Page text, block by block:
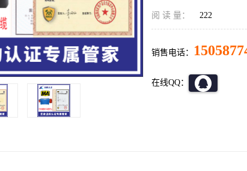
阅 读 量： 222
销售电话：
在线QQ：